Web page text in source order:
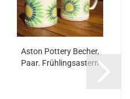
Aston Pottery Becher,
Paar. Frühlingsastern